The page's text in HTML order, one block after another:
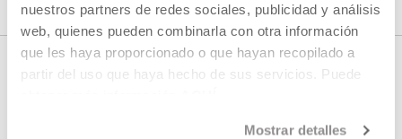
nuestros partners de redes sociales, publicidad y análisis
web, quienes pueden combinarla con otra información
que les haya proporcionado o que hayan recopilado a
partir del uso que haya hecho de sus servicios. Puede
Mostrar detalles